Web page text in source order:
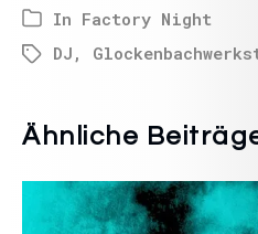
In Factory Night
DJ ,
Ähnliche